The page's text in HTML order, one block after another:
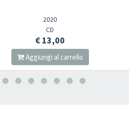
€ 13,00
Aggiungi al carrello